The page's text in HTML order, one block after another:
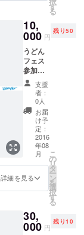
ス
全ての
アイテ
ムがペ
アと
なって
いる
セット
です。
す
る
10,
000 円
残り50
うどん
フェス
参加者
しか手
に入ら
ないオ
リジナ
ルタオ
ルと木
内晶子
さんの
サイン
入り漆
芸ソン
グＣＤ
のセッ
す。
支援
者：
0人
お届
け予
定：
2016
年08
月
詳細を見る
こ
の
リ
タ
ー
ン
を
選
択
す
る
30,
000 円
残り10